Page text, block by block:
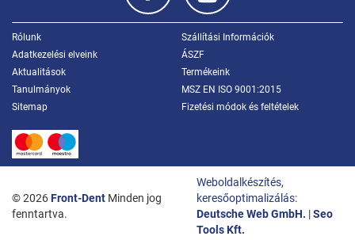
Rólunk
Szállítási Információk
Adatkezelési elveink
ÁSZF
Aktualitások
Termékeink
Tanulmányok
MSZ EN ISO 9001:2015
Sitemap
Fizetési módok és feltételek
© 2026Front-Dent Minden jog
fenntartva.
Weboldalkészítés,
keresőoptimalizálás:
Deutsche Web GmbH. |Seo
Tools Kft.